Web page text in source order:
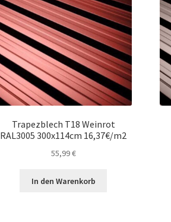
Trapezblech T18 Weinrot
RAL3005 300x114cm 16,37€/m2
55,99€
In den Warenkorb